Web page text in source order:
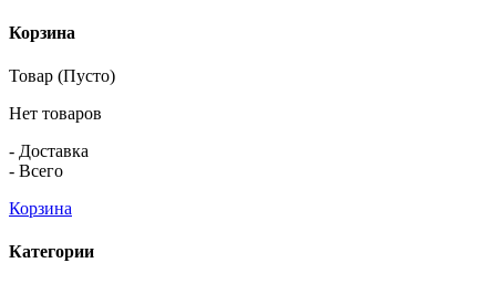
Корзина
Товар (Пусто)
Нет товаров
- Доставка
- Всего
Корзина
Категории